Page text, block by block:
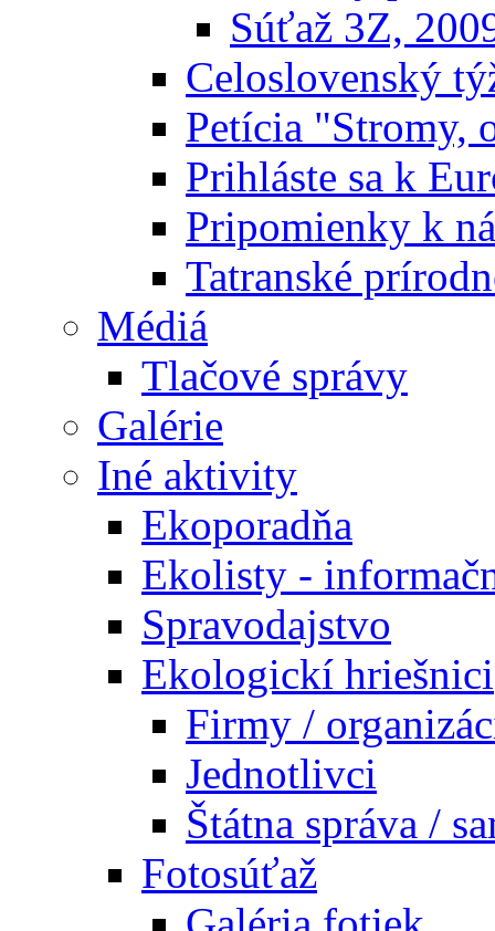
Súťaž 3Z,
Celoslovenský
Petícia "Stromy,
Prihláste sa k
Pripomienky k
Tatranské
Médiá
Tlačové správy
Galérie
Iné aktivity
Ekoporadňa
Ekolisty -
Spravodajstvo
Ekologickí hriešnici
Firmy /
Jednotlivci
Štátna správa /
Fotosúťaž